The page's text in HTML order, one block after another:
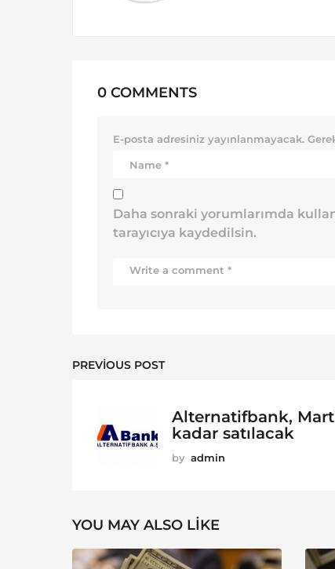
0 COMMENTS
E-posta adresiniz yayınlanmayacak.
Daha sonraki yorumlarımda
tarayıcıya kaydedilsin.
PREVIOUS POST
Alternatifbank,
kadar satılacak
by admin
YOU MAY ALSO LIKE